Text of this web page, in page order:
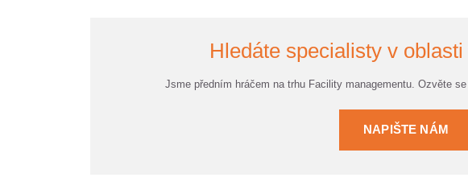
Hledáte specialisty v
Jsme předním hráčem na trhu Facility managementu. Ozvěte
NAPIŠTE NÁM